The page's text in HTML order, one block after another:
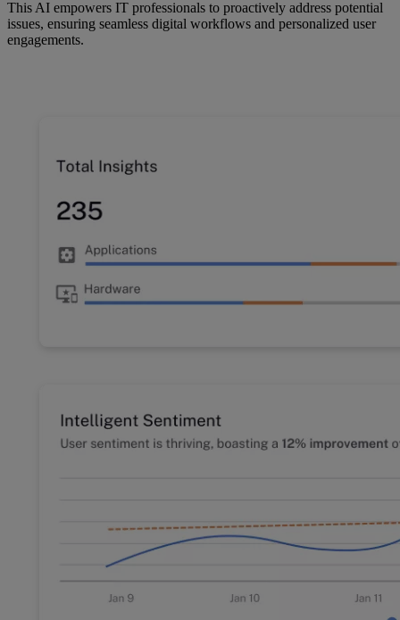
This AI empowers IT professionals to proactively address potential
issues, ensuring seamless digital workflows and personalized user
engagements.